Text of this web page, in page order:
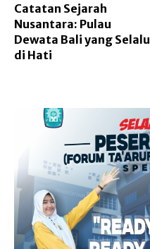
Catatan Sejarah
Nusantara: Pulau
Dewata Bali yang Selalu
di Hati